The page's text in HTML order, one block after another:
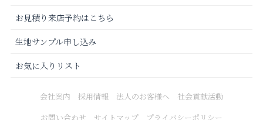
お見積り来店予約はこちら
生地サンプル申し込み
お気に入りリスト
会社案内 採用情報 法人のお客様へ
社会貢献活動
お問い合わせ
サイトマップ プライバシーポリシー